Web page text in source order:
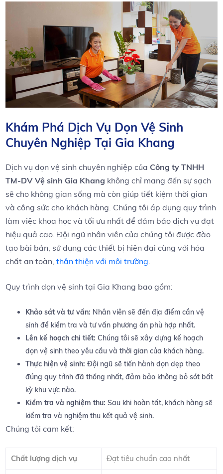
Khám ‍Phá Dịch Vụ Dọn Vệ Sinh
Chuyên Nghiệp ​Tại⁤ Gia Khang
Dịch⁣ vụ ⁢dọn vệ​ sinh chuyên nghiệp⁣ của Công ​ty TNHH
⁤TM-DV Vệ ‍sinh Gia Khang không ‌chỉ mang đến sự sạch
sẽ‌ cho không gian sống mà còn giúp tiết kiệm thời gian
và công sức cho‍ khách‍ hàng. Chúng⁢ tôi‍ áp dụng quy trình
làm⁢ việc khoa học ⁤và​ tối ưu nhất để ⁣đảm ​bảo dịch vụ đạt
hiệu⁤ quả cao. Đội ngũ​ nhân viên​ của chúng tôi được đào
tạo bài ⁢bản, sử ‍dụng các thiết⁢ bị ‌hiện đại cùng với hóa‌
chất an⁣ toàn,thân thiện với môi trường
Quy ‍trình⁣ dọn⁣ vệ⁣ sinh tại Gia ‍Khang bao gồm:
Khảo sát và‌ tư​ vấn: Nhân⁣ viên sẽ ​đến ⁤địa điểm cần vệ​
sinh ⁣để kiểm tra và ​tư vấn⁤ phương án phù hợp nhất.
Lên kế hoạch chi tiết: Chúng tôi sẽ xây ⁤dựng ​kế ‌hoạch
dọn⁣ vệ ⁤sinh theo yêu cầu và ⁣thời gian của⁣ khách hàng.
Thực hiện vệ sinh: Đội ngũ⁤ sẽ⁤ tiến hành dọn dẹp theo ​
đúng quy ⁣trình đã thống nhất,‌ đảm bảo không bỏ‍ sót⁤ bất
kỳ ‌khu⁤ vực nào.
Kiểm tra và ⁣nghiệm thu: Sau⁤ khi​ hoàn tất, khách hàng ⁤sẽ
kiểm tra ‍và⁣ nghiệm thu kết ‌quả‌ vệ sinh.
Chúng tôi cam​ kết:
Chất lượng dịch ‌vụ Đạt tiêu chuẩn ⁣cao nhất